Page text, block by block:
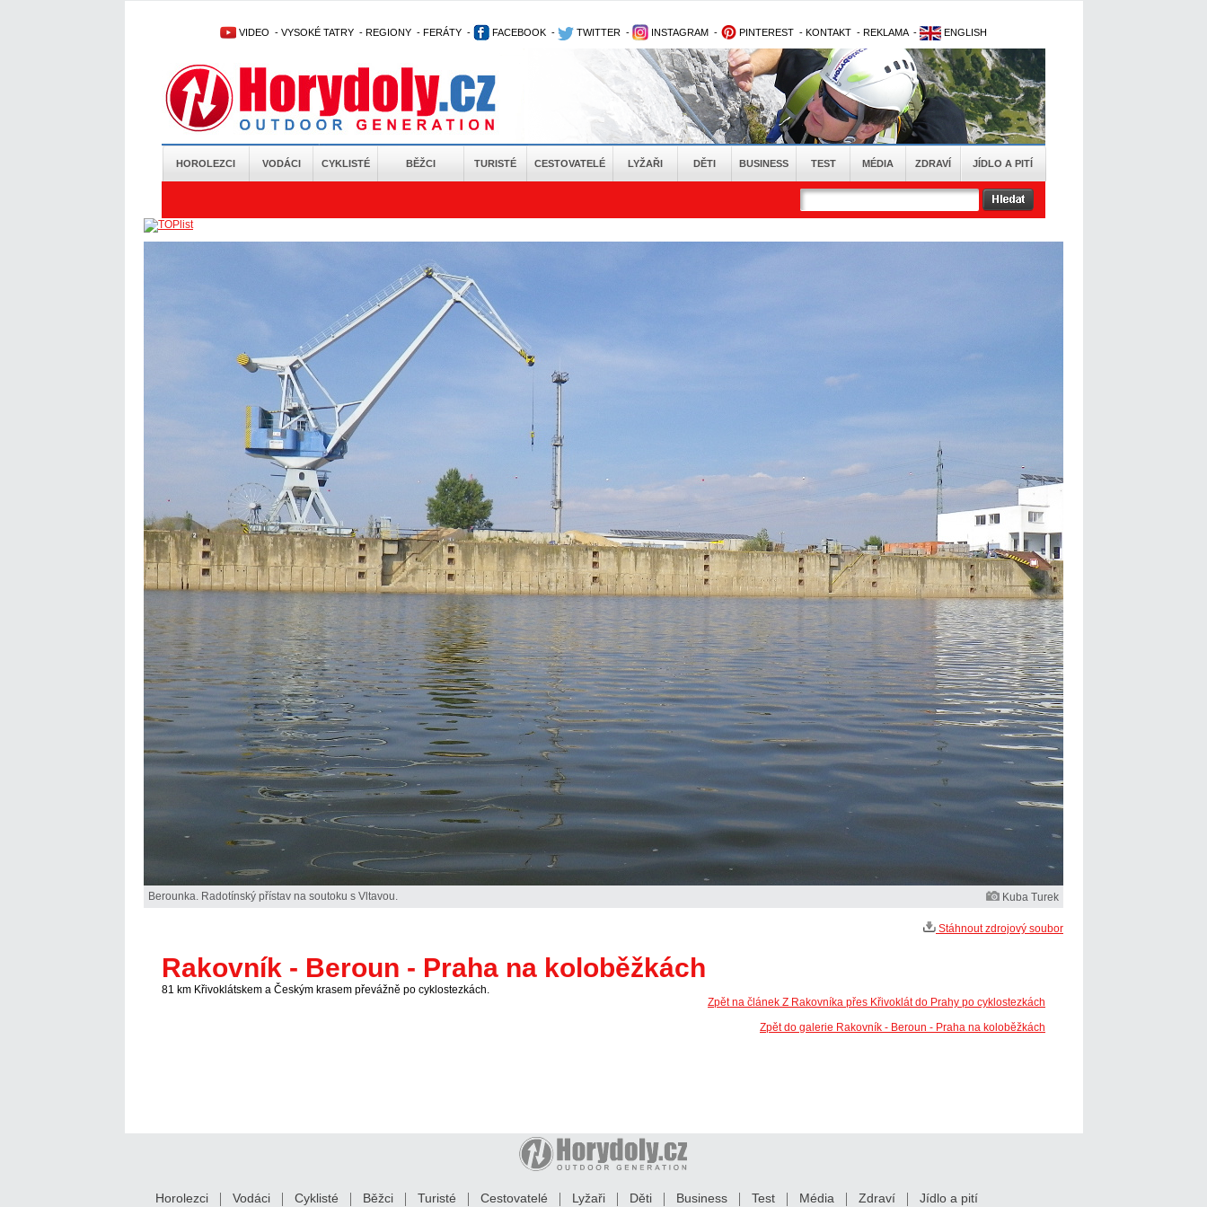
VIDEO - VYSOKÉ TATRY - REGIONY - FERÁTY - FACEBOOK - TWITTER - INSTAGRAM - PINTEREST - KONTAKT - REKLAMA - ENGLISH
HOROLEZCI VODÁCI CYKLISTÉ BĚŽCI TURISTÉ CESTOVATELÉ LYŽAŘI DĚTI BUSINESS TEST MÉDIA ZDRAVÍ JÍDLO A PITÍ
Berounka. Radotínský přístav na soutoku s Vltavou. Kuba Turek
Stáhnout zdrojový soubor
Rakovník - Beroun - Praha na koloběžkách
81 km Křivoklátskem a Českým krasem převážně po cyklostezkách.
Zpět na článek Z Rakovníka přes Křivoklát do Prahy po cyklostezkách
Zpět do galerie Rakovník - Beroun - Praha na koloběžkách
Horolezci Vodáci Cyklisté Běžci Turisté Cestovatelé Lyžaři Děti Business Test Média Zdraví Jídlo a pití